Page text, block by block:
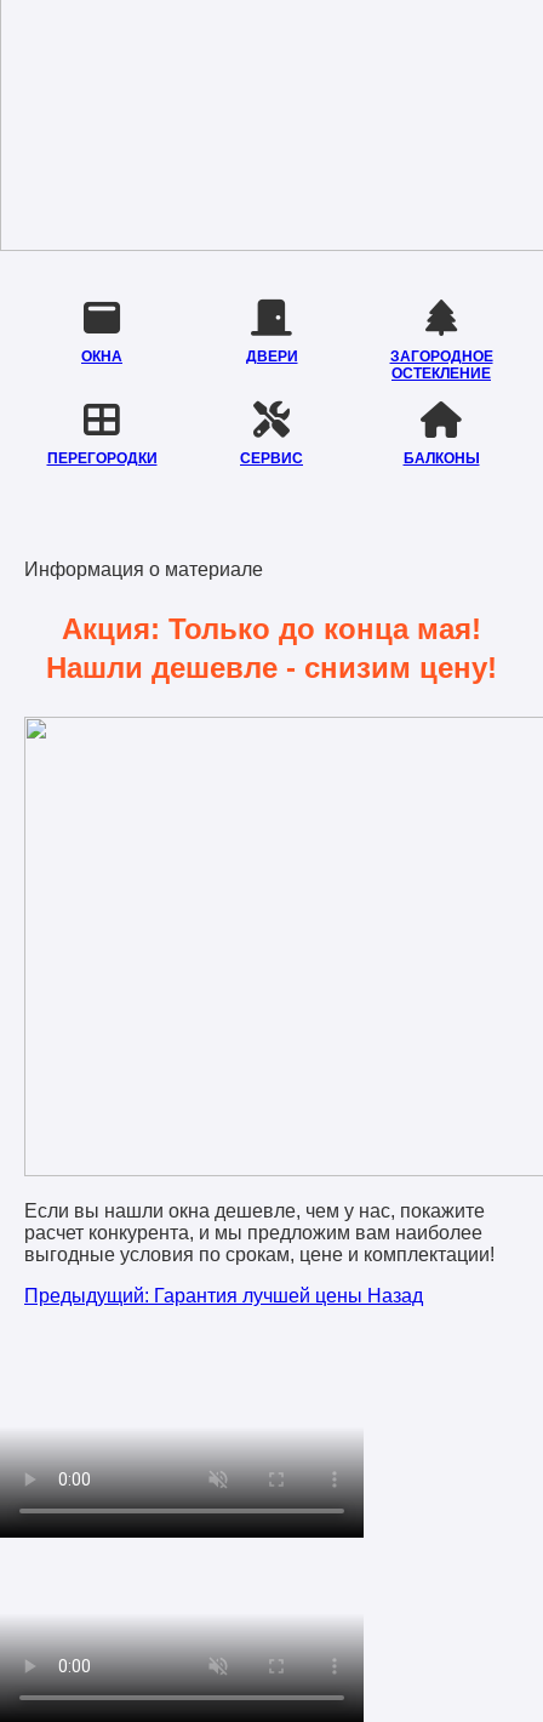
ОКНА ДВЕРИ
ЗАГОРОДНОЕ
ОСТЕКЛЕНИЕ
ПЕРЕГОРОДКИ СЕРВИС БАЛКОНЫ
Информация о материале
Акция: Только до конца мая!
Нашли дешевле - снизим цену!
Если вы нашли окна дешевле, чем у нас, покажите
расчет конкурента, и мы предложим вам наиболее
выгодные условия по срокам, цене и комплектации!
Предыдущий: Гарантия лучшей цены Назад